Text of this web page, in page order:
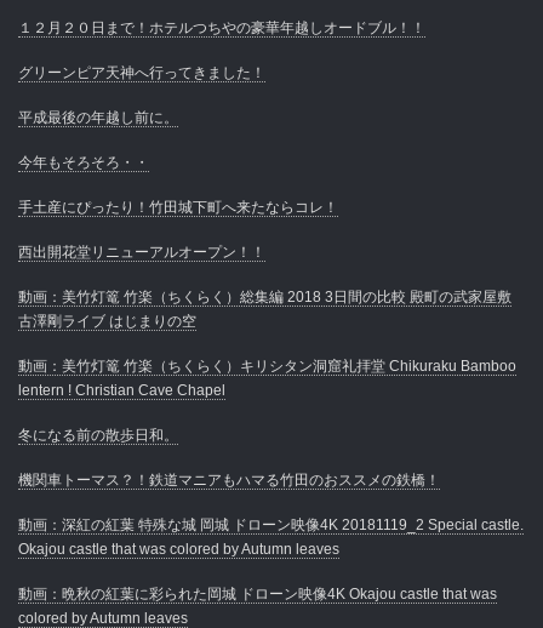
１２月２０日まで！ホテルつちやの豪華年越しオードブル！！
グリーンピア天神へ行ってきました！
平成最後の年越し前に。
今年もそろそろ・・
手土産にぴったり！竹田城下町へ来たならコレ！
西出開花堂リニューアルオープン！！
動画：美竹灯篭 竹楽（ちくらく）総集編 2018 3日間の比較 殿町の武家屋敷
古澤剛ライブ はじまりの空
動画：美竹灯篭 竹楽（ちくらく）キリシタン洞窟礼拝堂 Chikuraku Bamboo
lentern ! Christian Cave Chapel
冬になる前の散歩日和。
機関車トーマス？！鉄道マニアもハマる竹田のおススメの鉄橋！
動画：深紅の紅葉 特殊な城 岡城 ドローン映像4K 20181119_2 Special castle.
Okajou castle that was colored by Autumn leaves
動画：晩秋の紅葉に彩られた岡城 ドローン映像4K Okajou castle that was
colored by Autumn leaves